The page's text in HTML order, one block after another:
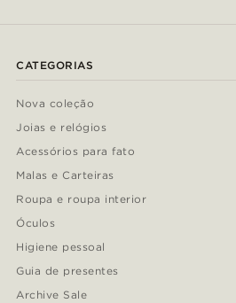
CATEGORIAS
Nova coleção
Joias e relógios
Acessórios para fato
Malas e Carteiras
Roupa e roupa interior
Óculos
Higiene pessoal
Guia de presentes
Archive Sale